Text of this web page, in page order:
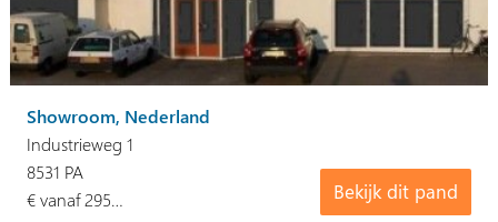
Showroom, Nederland
Industrieweg 1
Bekijk dit pand
8531 PA
€ vanaf 295…